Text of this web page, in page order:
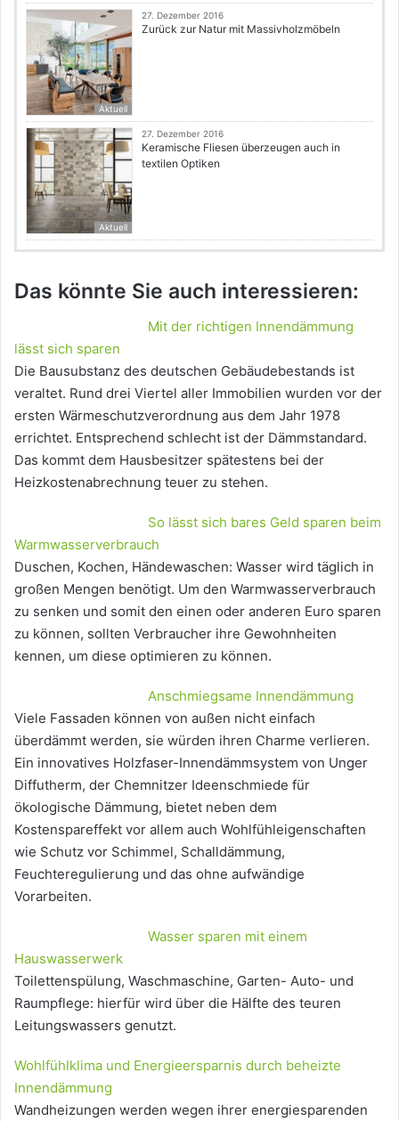
Aktuell
27. Dezember 2016
Zurück zur Natur mit Massivholzmöbeln
Aktuell
27. Dezember 2016
Keramische Fliesen überzeugen auch in
textilen Optiken
Das könnte Sie auch interessieren:
Mit der richtigen Innendämmung
lässt sich sparen
Die Bausubstanz des deutschen Gebäudebestands ist
veraltet. Rund drei Viertel aller Immobilien wurden vor der
ersten Wärmeschutzverordnung aus dem Jahr 1978
errichtet. Entsprechend schlecht ist der Dämmstandard.
Das kommt dem Hausbesitzer spätestens bei der
Heizkostenabrechnung teuer zu stehen.
So lässt sich bares Geld sparen beim
Warmwasserverbrauch
Duschen, Kochen, Händewaschen: Wasser wird täglich in
großen Mengen benötigt. Um den Warmwasserverbrauch
zu senken und somit den einen oder anderen Euro sparen
zu können, sollten Verbraucher ihre Gewohnheiten
kennen, um diese optimieren zu können.
Anschmiegsame Innendämmung
Viele Fassaden können von außen nicht einfach
überdämmt werden, sie würden ihren Charme verlieren.
Ein innovatives Holzfaser-Innendämmsystem von Unger
Diffutherm, der Chemnitzer Ideenschmiede für
ökologische Dämmung, bietet neben dem
Kostenspareffekt vor allem auch Wohlfühleigenschaften
wie Schutz vor Schimmel, Schalldämmung,
Feuchteregulierung und das ohne aufwändige
Vorarbeiten.
Wasser sparen mit einem
Hauswasserwerk
Toilettenspülung, Waschmaschine, Garten- Auto- und
Raumpflege: hierfür wird über die Hälfte des teuren
Leitungswassers genutzt.
Wohlfühlklima und Energieersparnis durch beheizte
Innendämmung
Wandheizungen werden wegen ihrer energiesparenden